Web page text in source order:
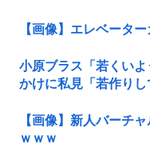
【画像】エレベータ
小原ブラス「若くい
かけに私見「若作り
【画像】新人バーチ
ｗｗｗ